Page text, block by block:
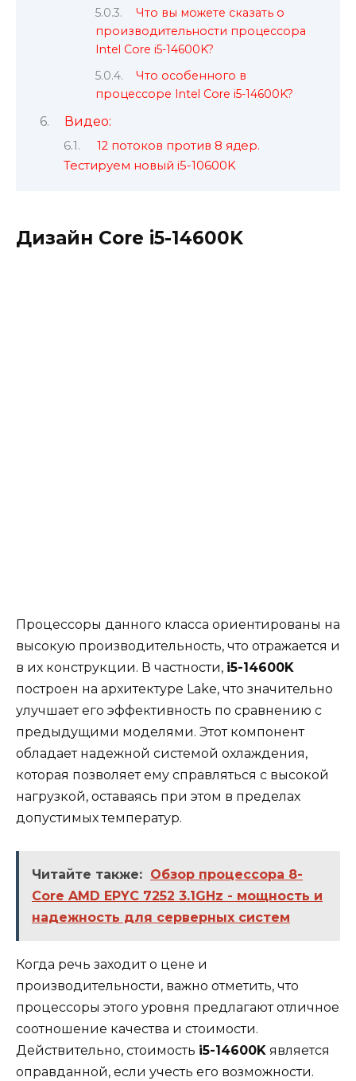
Что вы можете сказать о
производительности процессора
Intel Core i5-14600K?
Что особенного в
процессоре Intel Core i5-14600K?
Видео:
12 потоков против 8 ядер.
Тестируем новый i5-10600K
Дизайн Core i5-14600K
Процессоры данного класса ориентированы на
высокую производительность, что отражается и
в их конструкции. В частности, i5-14600K
построен на архитектуре Lake, что значительно
улучшает его эффективность по сравнению с
предыдущими моделями. Этот компонент
обладает надежной системой охлаждения,
которая позволяет ему справляться с высокой
нагрузкой, оставаясь при этом в пределах
допустимых температур.
Читайте также: Обзор процессора 8-
Core AMD EPYC 7252 3.1GHz - мощность и
надежность для серверных систем
Когда речь заходит о цене и
производительности, важно отметить, что
процессоры этого уровня предлагают отличное
соотношение качества и стоимости.
Действительно, стоимость i5-14600K является
оправданной, если учесть его возможности.